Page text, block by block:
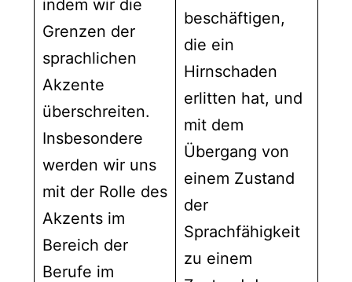
indem wir die
Grenzen der
sprachlichen
Akzente
überschreiten.
Insbesondere
werden wir uns
mit der Rolle des
Akzents im
Bereich der
Berufe im
beschäftigen,
die ein
Hirnschaden
erlitten hat, und
mit dem
Übergang von
einem Zustand
der
Sprachfähigkeit
zu einem